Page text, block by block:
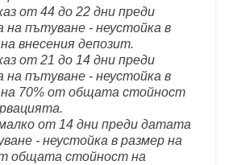
от 44 до 22 дни преди
пътуване - неустойка в
внесения депозит.
от 21 до 14 дни преди
пътуване - неустойка в
на 70% от общата стойност
от 14 дни преди датата
- неустойка в размер на
общата стойност на